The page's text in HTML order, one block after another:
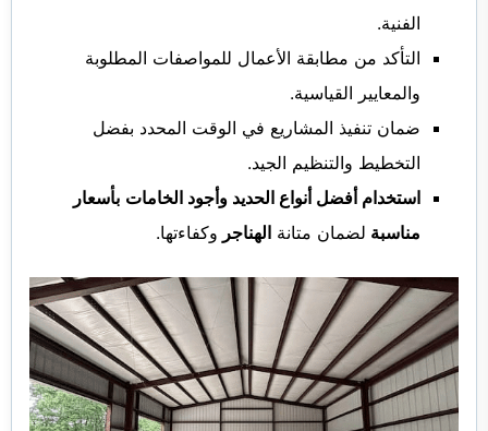
الفنية.
التأكد من مطابقة الأعمال للمواصفات المطلوبة
والمعايير القياسية.
ضمان تنفيذ المشاريع في الوقت المحدد بفضل
التخطيط والتنظيم الجيد.
استخدام أفضل أنواع الحديد وأجود الخامات بأسعار
مناسبة لضمان متانة الهناجر وكفاءتها.